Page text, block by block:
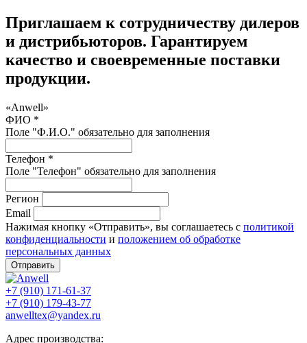
Приглашаем к сотрудничеству дилеров
и дистрибьюторов. Гарантируем
качество и своевременные поставки
продукции.
«Anwell»
ФИО *
Поле "Ф.И.О." обязательно для заполнения
Телефон *
Поле "Телефон" обязательно для заполнения
Регион
Email
Нажимая кнопку «Отправить», вы соглашаетесь с политикой
конфиденциальности и положением об обработке
персональных данных
Отправить
+7 (910) 171-61-37
+7 (910) 179-43-77
anwelltex@yandex.ru
Адрес производства: